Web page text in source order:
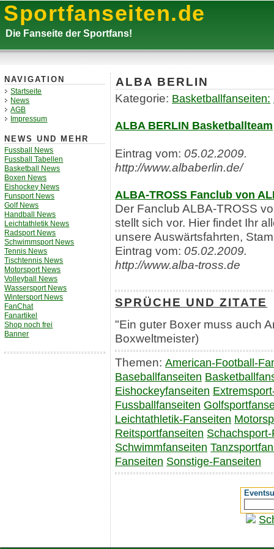
Sportfanseiten.de
Die Fanseite der Sportfans!
NAVIGATION
Startseite
News
AGB
Impressum
NEWS UND MEHR
Fussball News
Fussball Tabellen
Basketball News
Boxen News
Eishockey News
Funsport News
Golf News
Handball News
Leichtathletik News
Radsport News
Schwimmsport News
Tennis News
Tischtennis News
Motorsport News
Volleyball News
Wassersport News
Wintersport News
FanChat
Fanartikel
Shop noch frei
Banner
ALBA BERLIN
Kategorie: Basketballfanseiten:
ALBA BERLIN Basketballteam
Eintrag vom:05.02.2009.
http://www.albaberlin.de/
ALBA-TROSS Fanclub von
Der Fanclub ALBA-TROSS
stellt sich vor. Hier findet Ihr
unsere Auswärtsfahrten,
Eintrag vom:05.02.2009.
http://www.alba-tross.de
SPRÜCHE UND ZITATE
"Ein guter Boxer muss auch
Boxweltmeister)
Themen:American-Football-
Baseballfanseiten
Eishockeyfanseiten
Fussballfanseiten
Leichtathletik-Fanseiten
Reitsportfanseiten
Schwimmfanseiten
Fanseiten Sonstige-Fanseiten